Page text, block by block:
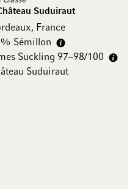
Suduiraut
France
Sémillon
Suckling 97–98/100
Suduiraut